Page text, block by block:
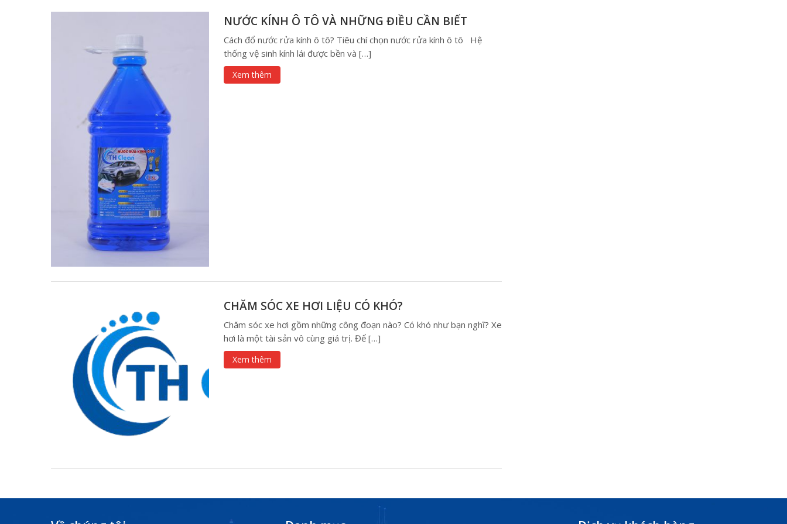
NƯỚC KÍNH Ô TÔ VÀ NHỮNG ĐIỀU CẦN BIẾT
Cách đổ nước rửa kính ô tô? Tiêu chí chọn nước rửa kính ô tô Hệ
thống vệ sinh kính lái được bền và […]
Xem thêm
CHĂM SÓC XE HƠI LIỆU CÓ KHÓ?
Chăm sóc xe hơi gồm những công đoạn nào? Có khó như bạn nghĩ? Xe
hơi là một tài sản vô cùng giá trị. Để […]
Xem thêm